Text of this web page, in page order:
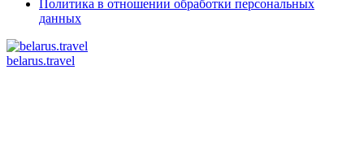
Политика в отношении обработки персональных
данных
belarus.travel